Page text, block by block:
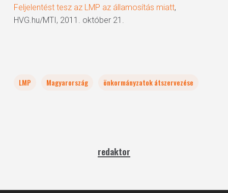
Feljelentést tesz az LMP az államosítás miatt,
HVG.hu/MTI, 2011. október 21.
LMP Magyarország önkormányzatok átszervezése
redaktor